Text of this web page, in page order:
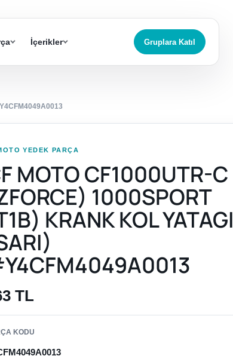
İçerikler Gruplara Katıl
YEDEK PARÇA
MOTO CF1000UTR-C
1000SPORT
KRANK KOL YATAGI
TL
KODU